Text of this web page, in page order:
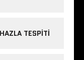
TESPITI